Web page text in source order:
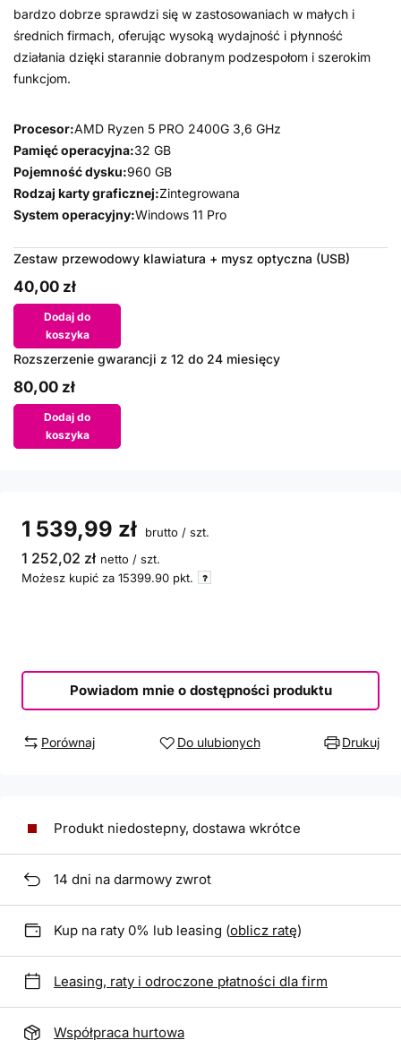
bardzo dobrze sprawdzi się w zastosowaniach w małych i
średnich firmach, oferując wysoką wydajność i płynność
działania dzięki starannie dobranym podzespołom i szerokim
funkcjom.
Procesor:AMD Ryzen 5 PRO 2400G 3,6 GHz
Pamięć operacyjna:32 GB
Pojemność dysku:960 GB
Rodzaj karty graficznej:Zintegrowana
System operacyjny:Windows 11 Pro
Zestaw przewodowy klawiatura + mysz optyczna (USB)
40,00 zł
Dodaj do
koszyka
Rozszerzenie gwarancji z 12 do 24 miesięcy
80,00 zł
Dodaj do
koszyka
1 539,99 zł brutto / szt.
1 252,02 zł netto / szt.
Możesz kupić za 15399.90 pkt.
Powiadom mnie o dostępności produktu
Porównaj Do ulubionych Drukuj
Produkt niedostepny, dostawa wkrótce
14 dni na darmowy zwrot
Kup na raty 0% lub leasing (oblicz ratę)
Leasing, raty i odroczone płatności dla firm
Współpraca hurtowa